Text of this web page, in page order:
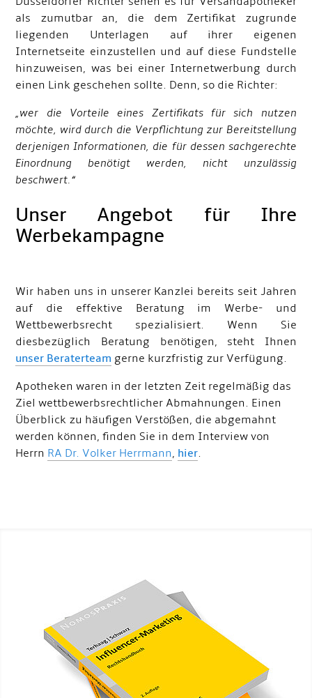
als zumutbar an, die dem Zertifikat zugrunde
liegenden Unterlagen auf ihrer eigenen
Internetseite einzustellen und auf diese Fundstelle
hinzuweisen, was bei einer Internetwerbung durch
einen Link geschehen sollte. Denn, so die Richter:
„wer die Vorteile eines Zertifikats für sich nutzen
möchte, wird durch die Verpflichtung zur Bereitstellung
derjenigen Informationen, die für dessen sachgerechte
Einordnung benötigt werden, nicht unzulässig
beschwert.“
Unser Angebot für Ihre
Werbekampagne
Wir haben uns in unserer Kanzlei bereits seit Jahren
auf die effektive Beratung im Werbe- und
Wettbewerbsrecht spezialisiert. Wenn Sie
diesbezüglich Beratung benötigen, steht Ihnen
unser Beraterteam gerne kurzfristig zur Verfügung.
Apotheken waren in der letzten Zeit regelmäßig das
Ziel wettbewerbsrechtlicher Abmahnungen. Einen
Überblick zu häufigen Verstößen, die abgemahnt
werden können, finden Sie in dem Interview von
Herrn RA Dr. Volker Herrmann, hier.